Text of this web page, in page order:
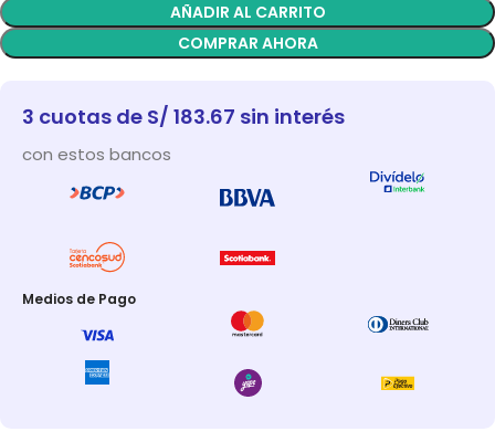
AÑADIR AL CARRITO
COMPRAR AHORA
3 cuotas de S/ 183.67 sin interés
con estos bancos
Medios de Pago